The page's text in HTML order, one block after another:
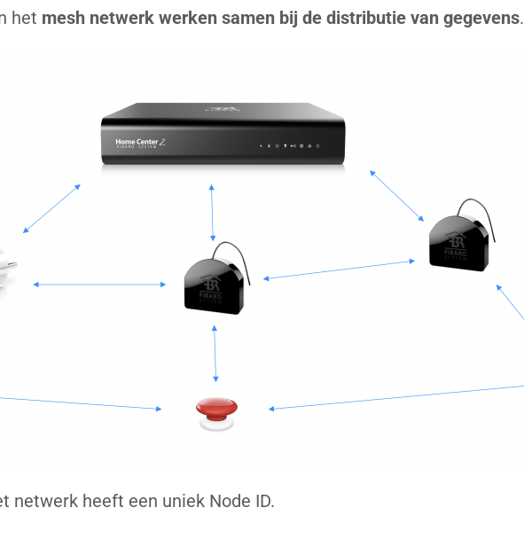
het mesh netwerk werken samen bij de distributie van gegevens.
netwerk heeft een uniek Node ID.